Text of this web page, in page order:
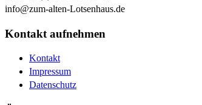
info@zum-alten-Lotsenhaus.de
Kontakt aufnehmen
Kontakt
Impressum
Datenschutz